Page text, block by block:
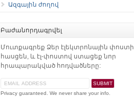
Ազգային ժողով
Բաժանորդագրվել
Մուտքագրեք Ձեր էլեկտրոնային փոստի
հասցեն, և էլ-փոստով ստացեք նոր
հրապարակված հոդվածները:
Privacy guaranteed. We never share your info.